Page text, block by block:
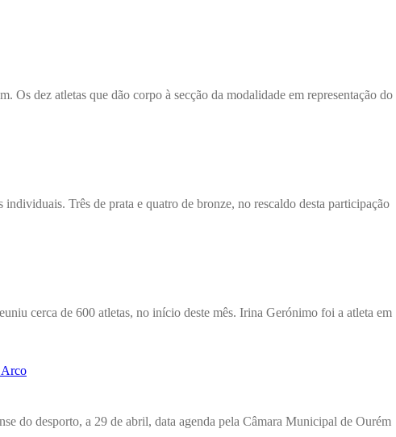
dez atletas que dão corpo à secção da modalidade em representação do
Três de prata e quatro de bronze, no rescaldo desta participação
cerca de 600 atletas, no início deste mês. Irina Gerónimo foi a atleta em
do desporto, a 29 de abril, data agenda pela Câmara Municipal de Ourém